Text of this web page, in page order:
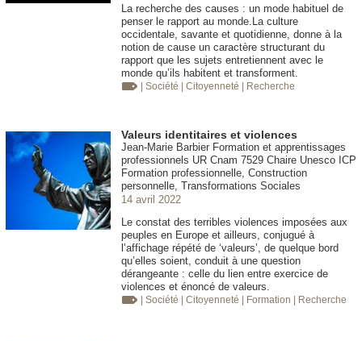
La recherche des causes : un mode habituel de
penser le rapport au monde.La culture
occidentale, savante et quotidienne, donne à la
notion de cause un caractère structurant du
rapport que les sujets entretiennent avec le
monde qu’ils habitent et transforment.
| Société | Citoyenneté | Recherche
Valeurs identitaires et violences
Jean-Marie Barbier Formation et apprentissages
professionnels UR Cnam 7529 Chaire Unesco ICP
Formation professionnelle, Construction
personnelle, Transformations Sociales
14 avril 2022
Le constat des terribles violences imposées aux
peuples en Europe et ailleurs, conjugué à
l’affichage répété de ‘valeurs’, de quelque bord
qu’elles soient, conduit à une question
dérangeante : celle du lien entre exercice de
violences et énoncé de valeurs.
| Société | Citoyenneté | Formation | Recherche